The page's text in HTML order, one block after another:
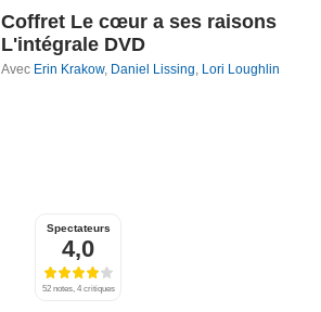
Coffret Le cœur a ses raisons
L'intégrale DVD
Avec Erin Krakow, Daniel Lissing, Lori Loughlin
Spectateurs
4,0
52 notes, 4 critiques